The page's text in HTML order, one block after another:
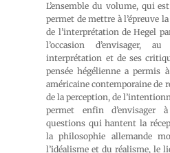
L’ensemble du volume, qui
permet de mettre à l’épreuve
de l’interprétation de Hegel
l’occasion d’envisager,
interprétation et de ses
pensée hégélienne a permis
américaine contemporaine de
de la perception, de
permet enfin d’envisager
questions qui hantent la
la philosophie allemande
l’idéalisme et du réalisme, le